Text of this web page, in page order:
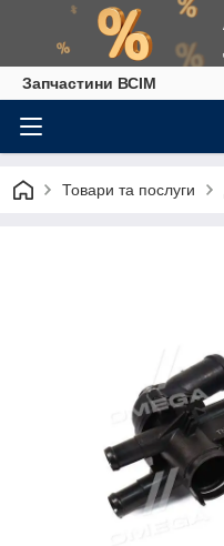
Запчастини ВСІМ
Товари та послуги